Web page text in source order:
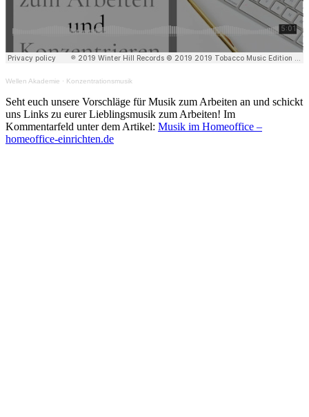
Wellen Akademie · Konzentrationsmusik
Seht euch unsere Vorschläge für Musik zum Arbeiten an und schickt
uns Links zu eurer Lieblingsmusik zum Arbeiten! Im
Kommentarfeld unter dem Artikel: Musik im Homeoffice –
homeoffice-einrichten.de